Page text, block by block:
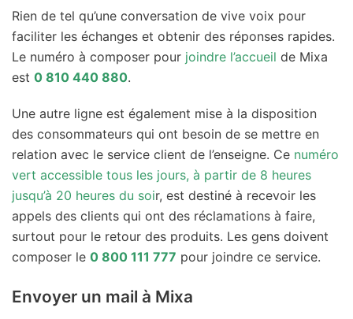
Rien de tel qu’une conversation de vive voix pour
faciliter les échanges et obtenir des réponses rapides.
Le numéro à composer pour joindre l’accueil de Mixa
est 0 810 440 880.
Une autre ligne est également mise à la disposition
des consommateurs qui ont besoin de se mettre en
relation avec le service client de l’enseigne. Ce numéro
vert accessible tous les jours, à partir de 8 heures
jusqu’à 20 heures du soir, est destiné à recevoir les
appels des clients qui ont des réclamations à faire,
surtout pour le retour des produits. Les gens doivent
composer le 0 800 111 777 pour joindre ce service.
Envoyer un mail à Mixa